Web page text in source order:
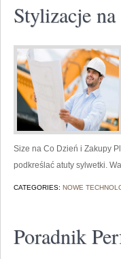
Stylizacje
Size na Co Dzień i Zakupy
podkreślać atuty sylwetki.
CATEGORIES: NOWE
Poradnik